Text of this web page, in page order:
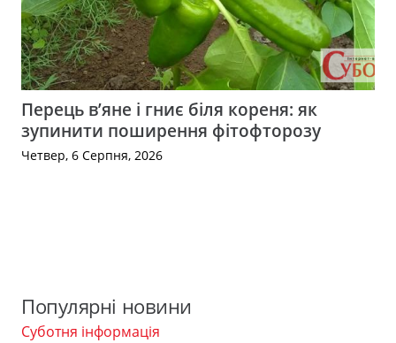
Перець в’яне і гниє біля кореня: як
зупинити поширення фітофторозу
Четвер, 6 Серпня, 2026
Популярні новини
Суботня інформація